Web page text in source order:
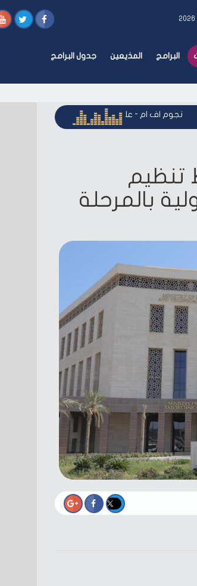
البرامج المذيعين جدول البرامج
-نجوم اف ام - على كيفك نجوم اف ام - على كيفك
تنظيم
بالمرحلة